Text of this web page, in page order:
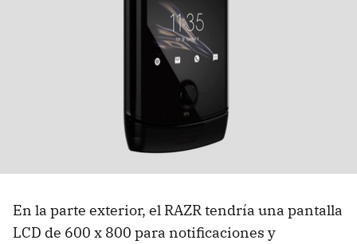
En la parte exterior, el RAZR tendría una pantalla
LCD de 600 x 800 para notificaciones y